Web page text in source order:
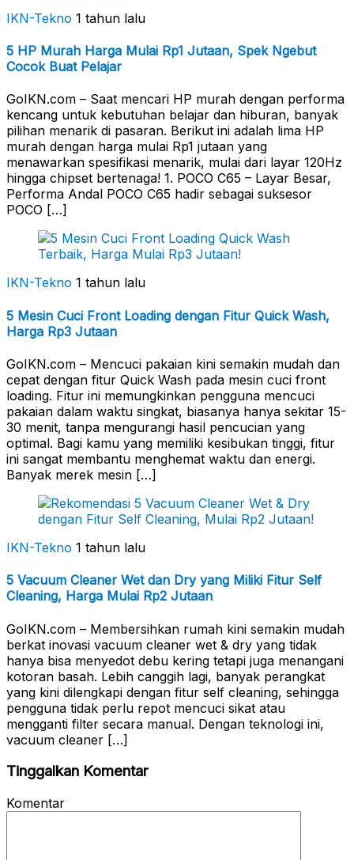
IKN-Tekno 1 tahun lalu
5 HP Murah Harga Mulai Rp1 Jutaan, Spek Ngebut
Cocok Buat Pelajar
GoIKN.com – Saat mencari HP murah dengan performa
kencang untuk kebutuhan belajar dan hiburan, banyak
pilihan menarik di pasaran. Berikut ini adalah lima HP
murah dengan harga mulai Rp1 jutaan yang
menawarkan spesifikasi menarik, mulai dari layar 120Hz
hingga chipset bertenaga! 1. POCO C65 – Layar Besar,
Performa Andal POCO C65 hadir sebagai suksesor
POCO […]
IKN-Tekno 1 tahun lalu
5 Mesin Cuci Front Loading dengan Fitur Quick Wash,
Harga Rp3 Jutaan
GoIKN.com – Mencuci pakaian kini semakin mudah dan
cepat dengan fitur Quick Wash pada mesin cuci front
loading. Fitur ini memungkinkan pengguna mencuci
pakaian dalam waktu singkat, biasanya hanya sekitar 15-
30 menit, tanpa mengurangi hasil pencucian yang
optimal. Bagi kamu yang memiliki kesibukan tinggi, fitur
ini sangat membantu menghemat waktu dan energi.
Banyak merek mesin […]
IKN-Tekno 1 tahun lalu
5 Vacuum Cleaner Wet dan Dry yang Miliki Fitur Self
Cleaning, Harga Mulai Rp2 Jutaan
GoIKN.com – Membersihkan rumah kini semakin mudah
berkat inovasi vacuum cleaner wet & dry yang tidak
hanya bisa menyedot debu kering tetapi juga menangani
kotoran basah. Lebih canggih lagi, banyak perangkat
yang kini dilengkapi dengan fitur self cleaning, sehingga
pengguna tidak perlu repot mencuci sikat atau
mengganti filter secara manual. Dengan teknologi ini,
vacuum cleaner […]
Tinggalkan Komentar
Komentar